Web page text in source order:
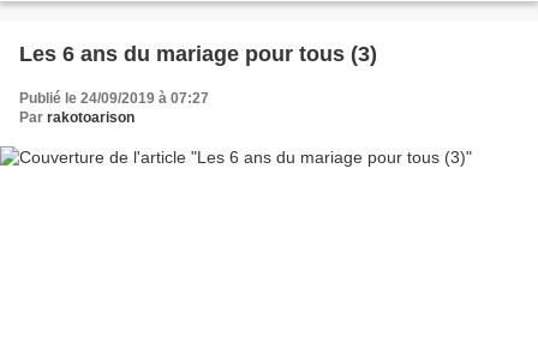
Les 6 ans du mariage pour tous (3)
Publié le 24/09/2019 à 07:27
Par rakotoarison